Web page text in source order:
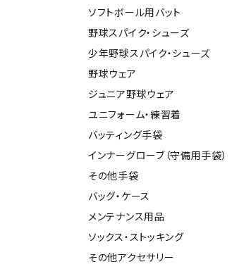
ソフトボール用バット
野球スパイク・シューズ
少年野球スパイク・シューズ
野球ウェア
ジュニア野球ウェア
ユニフォーム・練習着
バッティング手袋
インナーグローブ（守備用手袋）
その他手袋
バッグ・ケース
メンテナンス用品
ソックス・ストッキング
その他アクセサリー